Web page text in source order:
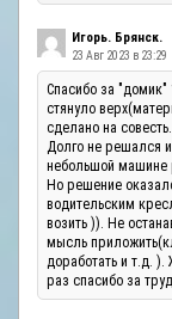
Игорь. Брянск.
23 Авг 2023 в 23:29
Спасибо за "домик"
стянуло
сделано на
Долго не решался
небольшой машине
Но решение
водительским
возить )). Не
мысль
доработать и т.д.
раз спасибо за